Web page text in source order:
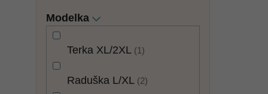
Modelka
Terka XL/2XL 1
Raduška L/XL 2